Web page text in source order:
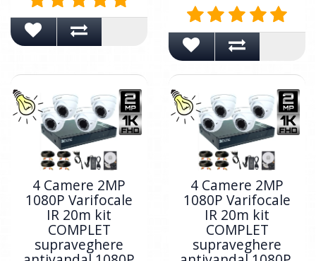
4 Camere 2MP
1080P Varifocale
IR 20m kit
COMPLET
supraveghere
4 Camere 2MP
1080P Varifocale
IR 20m kit
COMPLET
supraveghere